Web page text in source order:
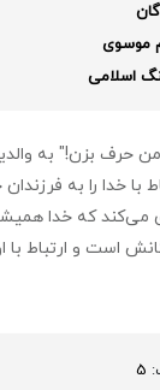
موسوی
اسلامی
حرف بزن!" به
با خدا را به
می‌کند که خدا
است و ارتباط
5